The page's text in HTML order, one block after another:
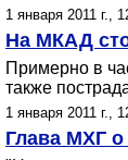
1 января 2011 г.,
На МКАД
Примерно в
также
1 января 2011 г.,
Глава МХГ